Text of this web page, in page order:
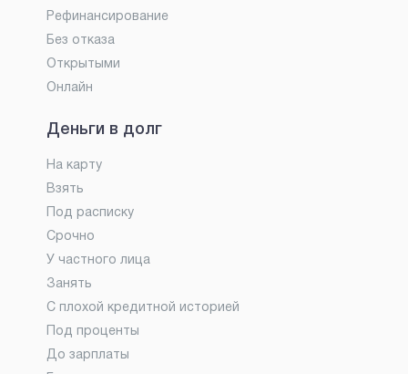
Рефинансирование
Без отказа
Открытыми
Онлайн
Деньги в долг
На карту
Взять
Под расписку
Срочно
У частного лица
Занять
С плохой кредитной историей
Под проценты
До зарплаты